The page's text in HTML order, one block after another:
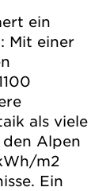
ein
Mit einer
als viele
den Alpen
m2
Ein